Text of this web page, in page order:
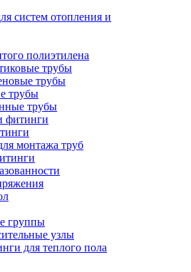
систем отопления и
полиэтилена
трубы
трубы
трубы
трубы
монтажа труб
группы
узлы
для теплого пола